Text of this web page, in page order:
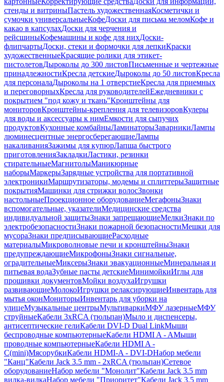
стенды и витриныПастель художественнаяКосметички и
сумочки универсальныеКофеДоски для письма меломКофе и
какао в капсулахДоски для черчения и
рейсшиныКофемашины и кофе для нихДоски-
флипчартыДоски, стеки и формочки для лепкиКраски
художественныеКрасящие ролики для этикет-
пистолетовДыроколы до 300 листовПисьменные и чертежные
принадлежностиКресла детскиеДыроколы до 50 листовКресла
для персоналаДыроколы на 1 отверстиеКресла для приемных
и переговорныхКресла для руководителейЕжедневники с
покрытием "под кожу и ткань"Кронштейны для
мониторовКронштейны-крепления для телевизоровКулеры
для воды и аксессуары к нимЕмкости для сыпучих
продуктовКухонные комбайныЛаминаторыЗаварникиЛампы
люминесцентные энергосберегающиеЛампы
накаливанияЗажимы для купюрЛапша быстрого
приготовленияЗакладкиЛастики, резинки
стирательныеМагнитолыМаникюрные
наборыМаркерыЗарядные устройства для портативной
электроникиМаршрутизаторы, модемы и сплиттерыЗащитные
покрытияМашинки для стрижки волосЗвонки
настольныеПроекционное оборудованиеМегафоныЗнаки
вспомогательные, указателиМедицинские средства
индивидуальной защитыЗнаки запрещающиеМелкиЗнаки по
электробезопасностиЗнаки пожарной безопасностиМешки для
мусораЗнаки предписывающиеРасходные
материалыМикроволновые печи и кронштейныЗнаки
предупреждающиеМикрофоныЗнаки сигнальные,
оградительныеМиксерыЗнаки эвакуационныеМинеральная и
питьевая водаЗубные пасты детскиеМинимойкиИглы для
прошивки документовМойки воздухаИгрушки
развивающиеМолокоИгрушки релаксирующиеИнвентарь для
мытья оконМониторыИнвентарь для уборки на
улицеМузыкальные центрыМультиваркиМФУ лазерныеМФУ
струйныеКабели 3xRCA (тюльпан)Мыло и диспенсеры,
антисептические гелиКабели DVI-D Dual LinkМыши
беспроводные компьютерныеКабели HDMI A - AМыши
проводные компьютерныеКабели HDMI A -
C(mini)МясорубкиКабели HDMI-A - DVI-DНабор мебели
"Канц"Кабели Jack 3.5 mm - 2xRCA (тюльпан)Сетевое
оборудованиеНабор мебели "Монолит"Кабели Jack 3.5 mm
вилка-вилкаНабор мебели "Приоритет"Кабели Jack 3.5 mm